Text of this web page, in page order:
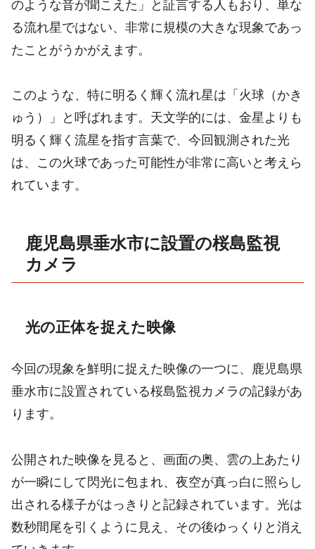
のような音が聞こえた」と証言する人もおり、単な
る流れ星ではない、非常に規模の大きな現象であっ
たことがうかがえます。
このような、特に明るく輝く流れ星は「火球（かき
ゅう）」と呼ばれます。天文学的には、金星よりも
明るく輝く流星を指す言葉で、今回観測された光
は、この火球であった可能性が非常に高いと考えら
れています。
鹿児島県垂水市に設置の桜島監視
カメラ
光の正体を捉えた映像
今回の現象を鮮明に捉えた映像の一つに、鹿児島県
垂水市に設置されている桜島監視カメラの記録があ
ります。
公開された映像を見ると、画面の奥、雲の上あたり
が一瞬にして閃光に包まれ、夜空が真っ白に照らし
出される様子がはっきりと記録されています。光は
数秒間尾を引くように見え、その後ゆっくりと消え